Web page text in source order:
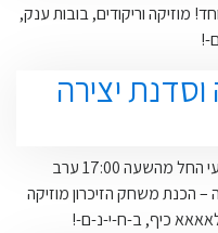
מוזיקה וריקודים, בובות ענק,
!
יצירה
אוגוסט לילדים עם יערה הליצנית! יום רביעי החל מהשעה 17:00 ערב
– הכנת משחק הזיכרון מוזיקה
כיף, ב-ח-י-נ-ם-!